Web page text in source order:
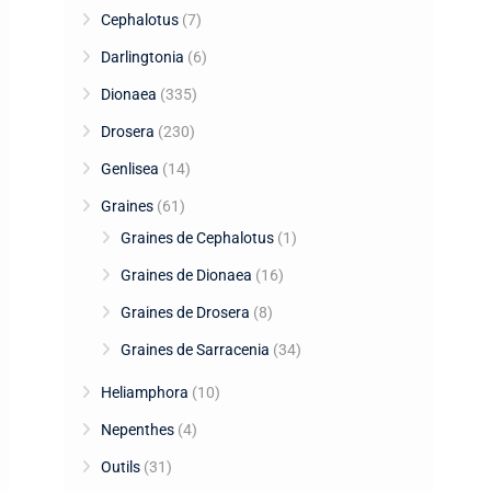
Cephalotus (7)
Darlingtonia (6)
Dionaea (335)
Drosera (230)
Genlisea (14)
Graines (61)
Graines de Cephalotus (1)
Graines de Dionaea (16)
Graines de Drosera (8)
Graines de Sarracenia (34)
Heliamphora (10)
Nepenthes (4)
Outils (31)